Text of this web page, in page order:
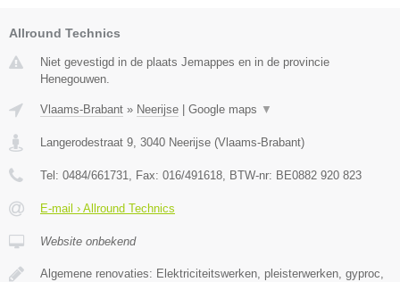
Allround Technics
Niet gevestigd in de plaats Jemappes en in de provincie
Henegouwen.
Vlaams-Brabant » Neerijse Google maps ▼
Langerodestraat 9, 3040 Neerijse (Vlaams-Brabant)
Tel: 0484/661731, Fax: 016/491618, BTW-nr: BE0882 920 823
E-mail › Allround Technics
Website onbekend
Algemene renovaties: Elektriciteitswerken, pleisterwerken, gyproc,